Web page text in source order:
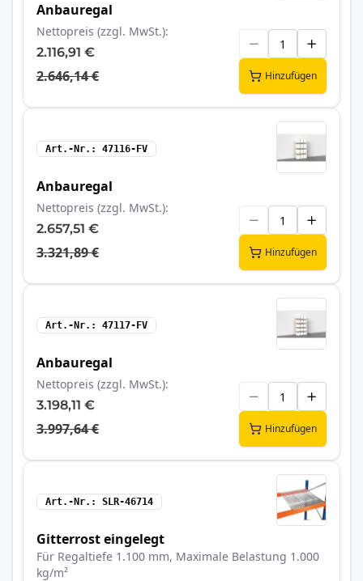
Anbauregal
Nettopreis (zzgl. MwSt.)
2.116,91 €
2.646,14 € Hinzufügen
Art.-Nr. 47116-FV
Anbauregal
Nettopreis (zzgl. MwSt.)
2.657,51 €
3.321,89 € Hinzufügen
Art.-Nr. 47117-FV
Anbauregal
Nettopreis (zzgl. MwSt.)
3.198,11 €
3.997,64 € Hinzufügen
Art.-Nr. SLR-46714
Gitterrost eingelegt
Für Regaltiefe 1.100 mm, Maximale Belastung 1.000
kg/m²